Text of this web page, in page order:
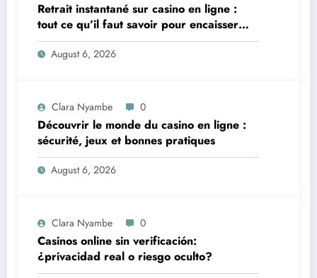
Retrait instantané sur casino en ligne :
tout ce qu’il faut savoir pour encaisser
vite et sereinement
August 6, 2026
Clara Nyambe 0
Découvrir le monde du casino en ligne :
sécurité, jeux et bonnes pratiques
August 6, 2026
Clara Nyambe 0
Casinos online sin verificación:
¿privacidad real o riesgo oculto?